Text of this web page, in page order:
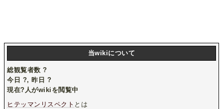
当wikiについて
総観覧者数?
今日 ?, 昨日 ?
現在?人がwikiを閲覧中
ヒテッマンリスペクト とは